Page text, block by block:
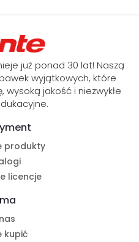
już ponad 30 lat! Naszą
wyjątkowych, które
jakość i niezwykłe
produkty
licencje
kupić